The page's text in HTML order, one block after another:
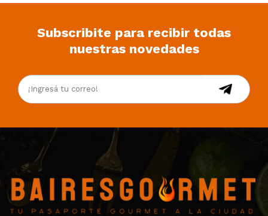
Subscribite para recibir todas
nuestras novedades